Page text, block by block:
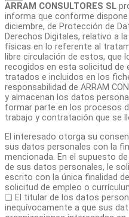
ARRAM CONSULTORES SL
informa que conforme dispone
diciembre, de Protección de
Derechos Digitales, relativo a
físicas en lo referente al
libre circulación de estos, que
recogidos en esta solicitud de
tratados e incluidos en los
responsabilidad de ARRAM
y almacenan los datos
formar parte en los procesos
trabajo y contratación que se
El interesado otorga su
sus datos personales con la
mencionada. En el supuesto
de sus datos personales, le
escrito con la única finalidad
solicitud de empleo o
❏ El titular de los datos
inequívocamente a que sus